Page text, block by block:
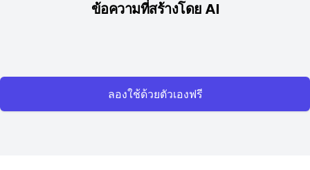
ข้อความที่สร้างโดย AI
ลองใช้ด้วยตัวเองฟรี